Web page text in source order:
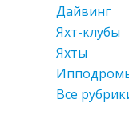
Дайвинг
Яхт-клубы
Яхты
Все